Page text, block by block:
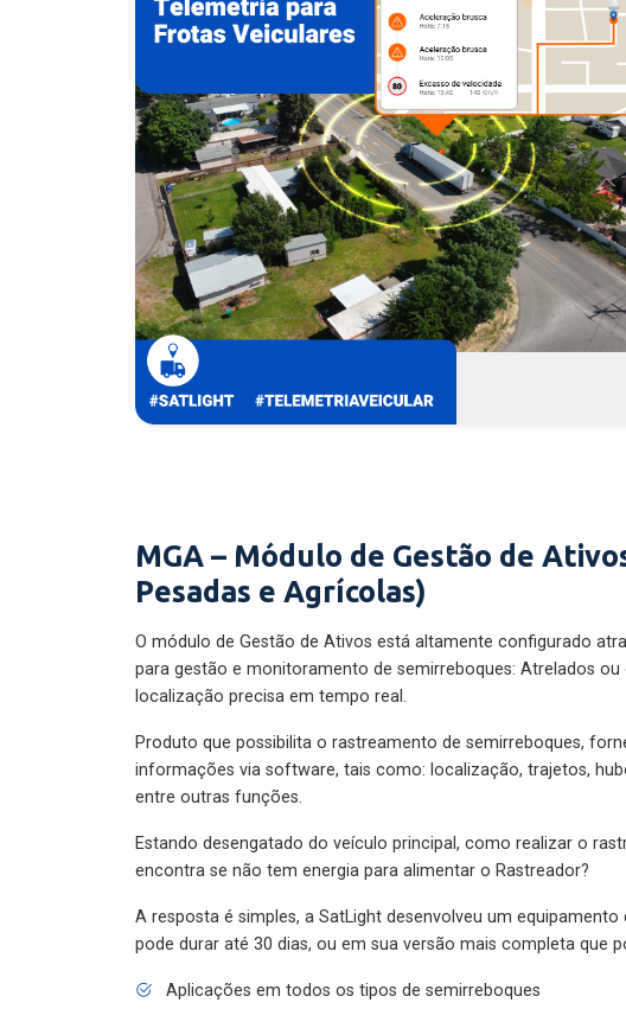
MGA – Módulo de Gestão de
Pesadas e Agrícolas)
O módulo de Gestão de Ativos está altamente configurado
para gestão e monitoramento de semirreboques: Atrelados
localização precisa em tempo real.
Produto que possibilita o rastreamento de semirreboques,
informações via software, tais como: localização, trajetos,
entre outras funções.
Estando desengatado do veículo principal, como realizar o
encontra se não tem energia para alimentar o Rastreador?
A resposta é simples, a SatLight desenvolveu um
pode durar até 30 dias, ou em sua versão mais completa que
Aplicações em todos os tipos de semirreboques